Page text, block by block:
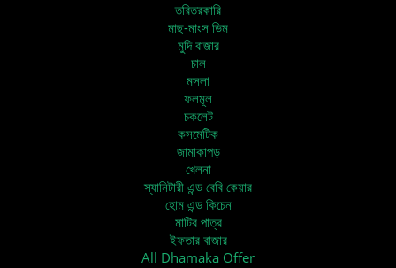
তরিতরকারি
মাছ-মাংস ডিম
মুদি বাজার
চাল
মসলা
ফলমূল
চকলেট
কসমেটিক
জামাকাপড়
খেলনা
স্যানিটারী এন্ড বেবি কেয়ার
হোম এন্ড কিচেন
মাটির পাত্র
ইফতার বাজার
All Dhamaka Offer